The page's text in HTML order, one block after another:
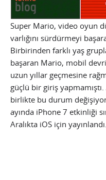
Super Mario, video oyun
varlığını sürdürmeyi
Birbirinden farklı yaş
başaran Mario, mobil
uzun yıllar geçmesine
güçlü bir giriş
birlikte bu durum
ayında iPhone 7 etkinliği
Aralıkta iOS için yayınlandı.